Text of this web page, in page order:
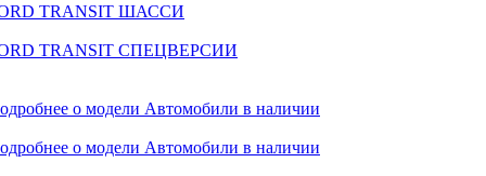
TRANSIT ШАССИ
TRANSIT СПЕЦВЕРСИИ
о модели Автомобили в наличии
о модели Автомобили в наличии